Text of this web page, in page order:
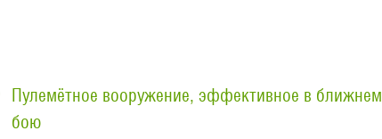
Пулемётное вооружение, эффективное в ближнем
бою